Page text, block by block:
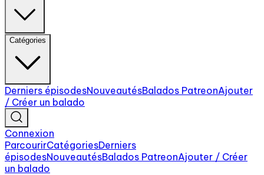
Catégories
Derniers épisodesNouveautésBalados PatreonAjouter
/ Créer un balado
Connexion
ParcourirCatégoriesDerniers
épisodesNouveautésBalados PatreonAjouter / Créer
un balado